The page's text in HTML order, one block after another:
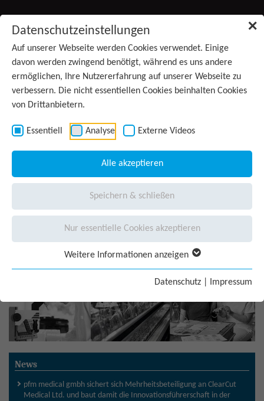
✕
Datenschutzeinstellungen
Auf unserer Webseite werden Cookies verwendet. Einige
davon werden zwingend benötigt, während es uns andere
ermöglichen, Ihre Nutzererfahrung auf unserer Webseite zu
verbessern. Die nicht essentiellen Cookies beinhalten Cookies
von Drittanbietern.
Essentiell Analyse Externe Videos
Alle akzeptieren
Speichern & schließen
Nur essentielle Cookies akzeptieren
Weitere Informationen anzeigen
Datenschutz Impressum
Produkte
Services
Unternehmen
Presse
Karriere
News
pfm medical gmbh sichert sich Mehrheitsbeteiligung an ClearCut
Medical Ltd. und baut damit die Innovationsführerschaft in der